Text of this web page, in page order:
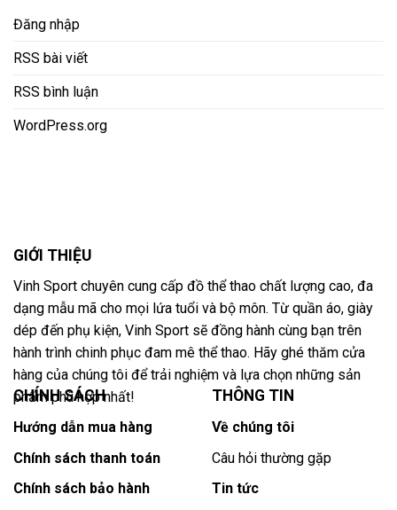
Đăng nhập
RSS bài viết
RSS bình luận
WordPress.org
GIỚI THIỆU
Vinh Sport chuyên cung cấp đồ thể thao chất lượng cao, đa
dạng mẫu mã cho mọi lứa tuổi và bộ môn. Từ quần áo, giày
dép đến phụ kiện, Vinh Sport sẽ đồng hành cùng bạn trên
hành trình chinh phục đam mê thể thao. Hãy ghé thăm cửa
hàng của chúng tôi để trải nghiệm và lựa chọn những sản
phẩm phù hợp nhất!
CHÍNH SÁCH
Hướng dẫn mua hàng
Chính sách thanh toán
Chính sách bảo hành
THÔNG TIN
Về chúng tôi
Câu hỏi thường gặp
Tin tức